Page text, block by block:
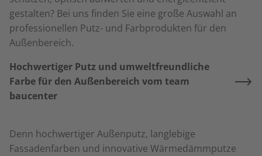
gestalten? Bei uns finden Sie eine große Auswahl an
professionellen Putz- und Farbprodukten für den
Außenbereich.
Hochwertiger Putz und umweltfreundliche
Farbe für den Außenbereich vom team
baucenter
Denn hochwertiger Außenputz, langlebige
Fassadenfarben und innovative Wärmedämmputze